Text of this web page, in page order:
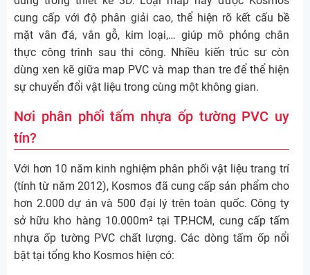
cung cấp với độ phân giải cao, thể hiện rõ kết cấu bề
mặt vân đá, vân gỗ, kim loại,… giúp mô phỏng chân
thực công trình sau thi công. Nhiều kiến trúc sư còn
dùng xen kẽ giữa map PVC và map than tre để thể hiện
sự chuyển đổi vật liệu trong cùng một không gian.
Nơi phân phối tấm nhựa ốp tường PVC uy
tín?
Với hơn 10 năm kinh nghiệm phân phối vật liệu trang trí
(tính từ năm 2012), Kosmos đã cung cấp sản phẩm cho
hơn 2.000 dự án và 500 đại lý trên toàn quốc. Công ty
sở hữu kho hàng 10.000m² tại TP.HCM, cung cấp tấm
nhựa ốp tường PVC chất lượng. Các dòng tấm ốp nổi
bật tại tổng kho Kosmos hiện có: